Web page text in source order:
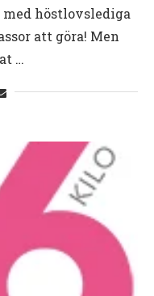
höstlovslediga
att göra! Men
…